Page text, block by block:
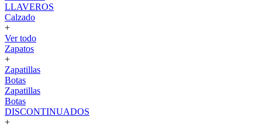
LLAVEROS
Calzado
+
Ver todo
Zapatos
+
Zapatillas
Botas
Zapatillas
Botas
DISCONTINUADOS
+